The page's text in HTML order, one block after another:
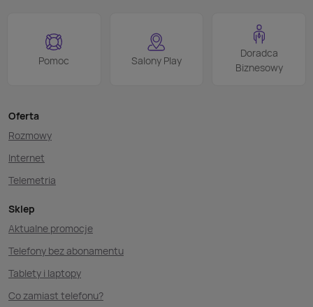
Pomoc Salony Play
Doradca
Biznesowy
Oferta
Rozmowy
Internet
Telemetria
Sklep
Aktualne promocje
Telefony bez abonamentu
Tablety i laptopy
Co zamiast telefonu?